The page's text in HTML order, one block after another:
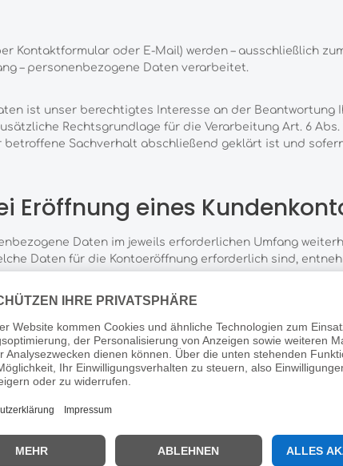
Kontaktformular oder E-Mail) werden – ausschließlich
– personenbezogene Daten verarbeitet.
ist unser berechtigtes Interesse an der Beantwortung
Rechtsgrundlage für die Verarbeitung Art. 6 Abs.
Sachverhalt abschließend geklärt ist und
Eröffnung eines
Daten im jeweils erforderlichen Umfang
Daten für die Kontoeröffnung erforderlich sind,
und kann durch eine Nachricht an die o.g.
alle darüber geschlossenen Verträge vollständig
Interesse an der Weiterspeicherung fortbesteht.
Zahlungszwecken erforderlich, werden die von uns
und das beauftragte Kreditinstitut weitergegeben.